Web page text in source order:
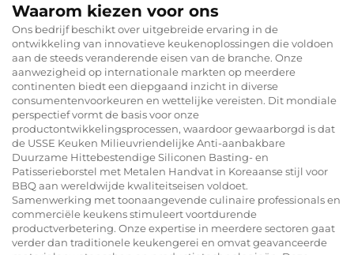
Waarom kiezen voor ons
Ons bedrijf beschikt over uitgebreide ervaring in de
ontwikkeling van innovatieve keukenoplossingen die voldoen
aan de steeds veranderende eisen van de branche. Onze
aanwezigheid op internationale markten op meerdere
continenten biedt een diepgaand inzicht in diverse
consumentenvoorkeuren en wettelijke vereisten. Dit mondiale
perspectief vormt de basis voor onze
productontwikkelingsprocessen, waardoor gewaarborgd is dat
de USSE Keuken Milieuvriendelijke Anti-aanbakbare
Duurzame Hittebestendige Siliconen Basting- en
Patisserieborstel met Metalen Handvat in Koreaanse stijl voor
BBQ aan wereldwijde kwaliteitseisen voldoet.
Samenwerking met toonaangevende culinaire professionals en
commerciële keukens stimuleert voortdurende
productverbetering. Onze expertise in meerdere sectoren gaat
verder dan traditionele keukengerei en omvat geavanceerde